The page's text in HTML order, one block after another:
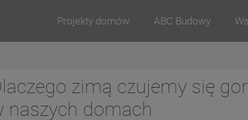
Projekty domów ABC Budowy
zimą czujemy się
naszych domach